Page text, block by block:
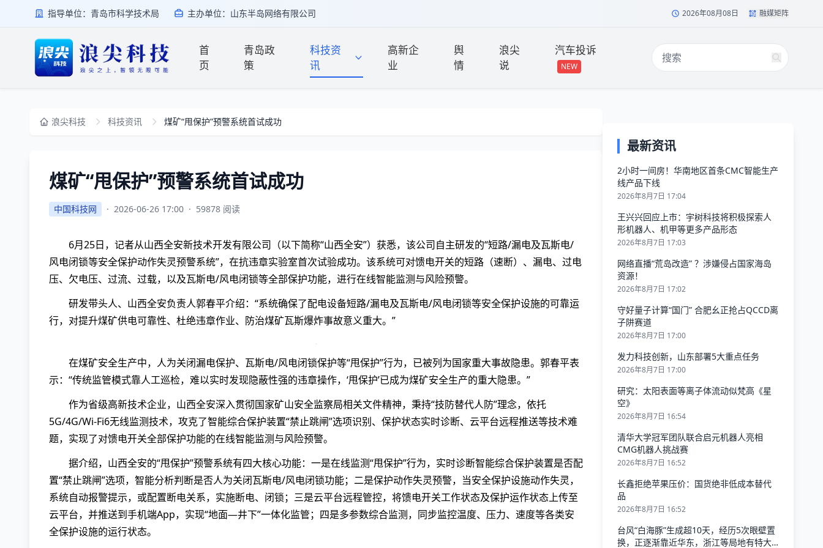
指导单位：青岛市科学技术局 主办单位：山东半岛网络有限公司 2026年08月08日 融媒矩阵
首
页
青岛政
策
科技资
讯
高新企
业
舆
情
浪尖
说
汽车投诉
NEW
浪尖科技 科技资讯 煤矿“甩保护”预警系统首试成功
煤矿“甩保护”预警系统首试成功
中国科技网 · 2026-06-26 17:00 · 59878 阅读
6月25日，记者从山西全安新技术开发有限公司（以下简称“山西全安”）获悉，该公司自主研发的“短路/漏电及瓦斯电/
风电闭锁等安全保护动作失灵预警系统”，在抗违章实验室首次试验成功。该系统可对馈电开关的短路（速断）、漏电、过电
压、欠电压、过流、过载，以及瓦斯电/风电闭锁等全部保护功能，进行在线智能监测与风险预警。
研发带头人、山西全安负责人郭春平介绍：“系统确保了配电设备短路/漏电及瓦斯电/风电闭锁等安全保护设施的可靠运
行，对提升煤矿供电可靠性、杜绝违章作业、防治煤矿瓦斯爆炸事故意义重大。”
在煤矿安全生产中，人为关闭漏电保护、瓦斯电/风电闭锁保护等“甩保护”行为，已被列为国家重大事故隐患。郭春平表
示：“传统监管模式靠人工巡检，难以实时发现隐蔽性强的违章操作，‘甩保护’已成为煤矿安全生产的重大隐患。”
作为省级高新技术企业，山西全安深入贯彻国家矿山安全监察局相关文件精神，秉持“技防替代人防”理念，依托
5G/4G/Wi-Fi6无线监测技术，攻克了智能综合保护装置“禁止跳闸”选项识别、保护状态实时诊断、云平台远程推送等技术难
题，实现了对馈电开关全部保护功能的在线智能监测与风险预警。
据介绍，山西全安的“甩保护”预警系统有四大核心功能：一是在线监测“甩保护”行为，实时诊断智能综合保护装置是否配
置“禁止跳闸”选项，智能分析判断是否人为关闭瓦斯电/风电闭锁功能；二是保护动作失灵预警，当安全保护设施动作失灵，
系统自动报警提示，或配置断电关系，实施断电、闭锁；三是云平台远程管控，将馈电开关工作状态及保护运作状态上传至
云平台，并推送到手机端App，实现“地面—井下”一体化监管；四是多参数综合监测，同步监控温度、压力、速度等各类安
全保护设施的运行状态。
最新资讯
2小时一间房！华南地区首条CMC智能生产
线产品下线
2026年8月7日 17:04
王兴兴回应上市：宇树科技将积极探索人
形机器人、机甲等更多产品形态
2026年8月7日 17:03
网络直播“荒岛改造” ？涉嫌侵占国家海岛
资源！
2026年8月7日 17:02
守好量子计算“国门” 合肥幺正抢占QCCD离
子阱赛道
2026年8月7日 17:00
发力科技创新，山东部署5大重点任务
2026年8月7日 17:00
研究：太阳表面等离子体流动似梵高《星
空》
2026年8月7日 16:54
清华大学冠军团队联合启元机器人亮相
CMG机器人挑战赛
2026年8月7日 16:52
长鑫拒绝苹果压价：国货绝非低成本替代
品
2026年8月7日 16:52
台风“白海豚”生成超10天，经历5次眼壁置
换，正逐渐靠近华东，浙江等局地有特大